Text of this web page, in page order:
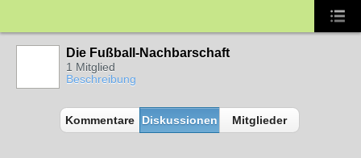
Die Fußball-Nachbarschaft
1 Mitglied
Beschreibung
Kommentare Diskussionen Mitglieder